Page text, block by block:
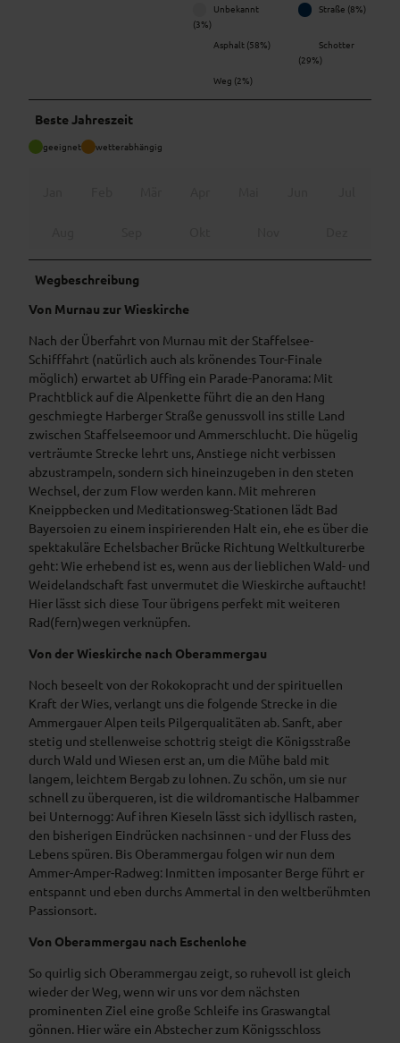
Unbekannt
(3%)
Straße (8%)
Asphalt (58%)
Schotter
(29%)
Weg (2%)
Beste Jahreszeit
geeignet wetterabhängig
Wegbeschreibung
Von Murnau zur Wieskirche
Nach der Überfahrt von Murnau mit der Staffelsee-
Schifffahrt (natürlich auch als krönendes Tour-Finale
möglich) erwartet ab Uffing ein Parade-Panorama: Mit
Prachtblick auf die Alpenkette führt die an den Hang
geschmiegte Harberger Straße genussvoll ins stille Land
zwischen Staffelseemoor und Ammerschlucht. Die hügelig
verträumte Strecke lehrt uns, Anstiege nicht verbissen
abzustrampeln, sondern sich hineinzugeben in den steten
Wechsel, der zum Flow werden kann. Mit mehreren
Kneippbecken und Meditationsweg-Stationen lädt Bad
Bayersoien zu einem inspirierenden Halt ein, ehe es über die
spektakuläre Echelsbacher Brücke Richtung Weltkulturerbe
geht: Wie erhebend ist es, wenn aus der lieblichen Wald- und
Weidelandschaft fast unvermutet die Wieskirche auftaucht!
Hier lässt sich diese Tour übrigens perfekt mit weiteren
Rad(fern)wegen verknüpfen.
Von der Wieskirche nach Oberammergau
Noch beseelt von der Rokokopracht und der spirituellen
Kraft der Wies, verlangt uns die folgende Strecke in die
Ammergauer Alpen teils Pilgerqualitäten ab. Sanft, aber
stetig und stellenweise schottrig steigt die Königsstraße
durch Wald und Wiesen erst an, um die Mühe bald mit
langem, leichtem Bergab zu lohnen. Zu schön, um sie nur
schnell zu überqueren, ist die wildromantische Halbammer
bei Unternogg: Auf ihren Kieseln lässt sich idyllisch rasten,
den bisherigen Eindrücken nachsinnen - und der Fluss des
Lebens spüren. Bis Oberammergau folgen wir nun dem
Ammer-Amper-Radweg: Inmitten imposanter Berge führt er
entspannt und eben durchs Ammertal in den weltberühmten
Passionsort.
Von Oberammergau nach Eschenlohe
So quirlig sich Oberammergau zeigt, so ruhevoll ist gleich
wieder der Weg, wenn wir uns vor dem nächsten
prominenten Ziel eine große Schleife ins Graswangtal
gönnen. Hier wäre ein Abstecher zum Königsschloss